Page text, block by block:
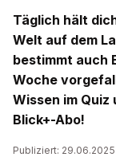
Täglich hält
Welt auf dem
bestimmt auch
Woche
Wissen im
Blick+-Abo!
Publiziert: 29.06.2025